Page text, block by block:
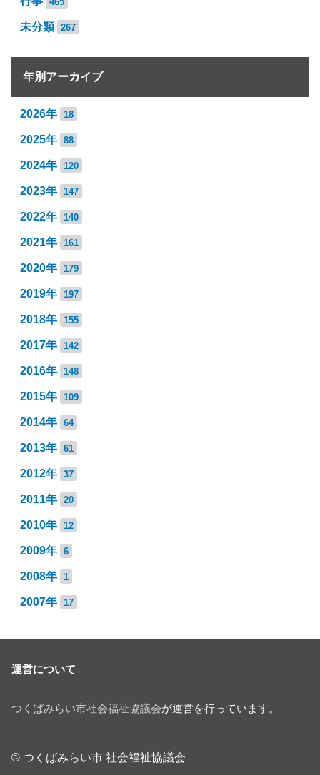
未分類 267
年別アーカイブ
2026年 18
2025年 88
2024年 120
2023年 147
2022年 140
2021年 161
2020年 179
2019年 197
2018年 155
2017年 142
2016年 148
2015年 109
2014年 64
2013年 61
2012年 37
2011年 20
2010年 12
2009年 6
2008年 1
2007年 17
運営について
つくばみらい市社会福祉協議会が運営を行っています。
© つくばみらい市 社会福祉協議会